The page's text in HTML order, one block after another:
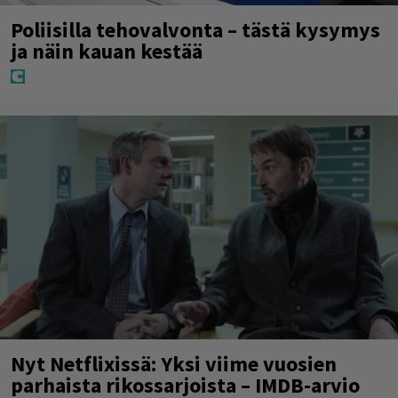
Poliisilla tehovalvonta – tästä kysymys
ja näin kauan kestää
Nyt Netflixissä: Yksi viime vuosien
parhaista rikossarjoista – IMDB-arvio